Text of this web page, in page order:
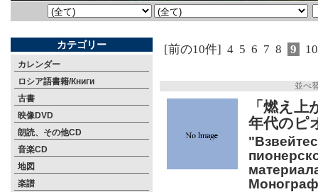
カテゴリー
カレンダー
ロシア語書籍/Книги
古書
映像DVD
朗読、その他CD
音楽CD
地図
楽譜
[前の10件] 4 5 6 7 8 9 10
並べ
「燃え
年代のピ